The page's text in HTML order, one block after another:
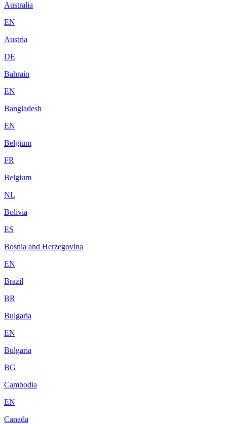
Australia
EN
Austria
DE
Bahrain
EN
Bangladesh
EN
Belgium
FR
Belgium
NL
Bolivia
ES
Bosnia and Herzegovina
EN
Brazil
BR
Bulgaria
EN
Bulgaria
BG
Cambodia
EN
Canada